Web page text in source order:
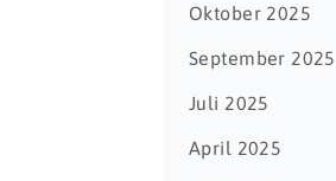
Oktober 2025
September 2025
Juli 2025
April 2025